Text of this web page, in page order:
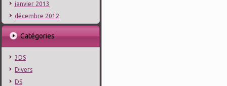
janvier 2013
décembre 2012
Catégories
3DS
Divers
DS